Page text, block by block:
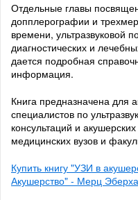
Отдельные главы
допплерографии и
времени, ультразвуковой
диагностических и
дается подробная
информация.
Книга предназначена для
специалистов по
консультаций и
медицинских вузов и
Купить книгу "УЗИ в
Акушерство" - Мерц